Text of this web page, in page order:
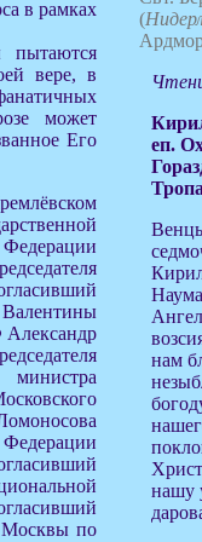
в рамках
пытаются
вере, в
может
Его
Валентины
Александр
Москвы по
(
еп.
нам
нашу